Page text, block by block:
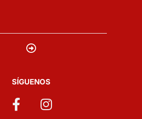
SÍGUENOS